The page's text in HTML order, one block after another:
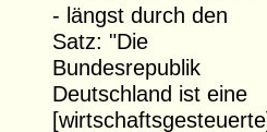
- längst durch den
Satz: "Die
Bundesrepublik
Deutschland ist eine